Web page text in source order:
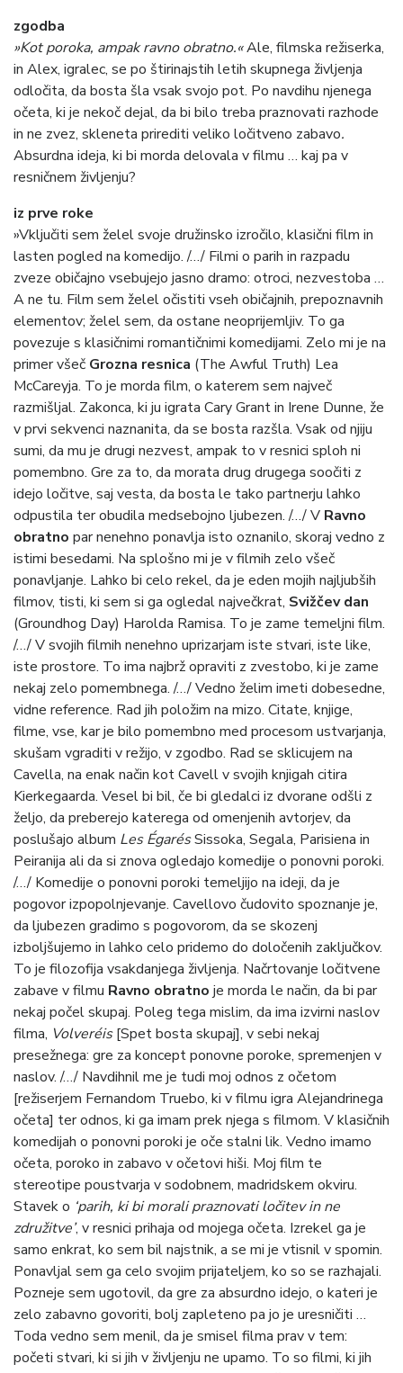
zgodba
»Kot poroka, ampak ravno obratno.«Ale, filmska režiserka,
in Alex, igralec, se po štirinajstih letih skupnega življenja
odločita, da bosta šla vsak svojo pot. Po navdihu njenega
očeta, ki je nekoč dejal, da bi bilo treba praznovati razhode
in ne zvez, skleneta prirediti veliko ločitveno zabavo.
Absurdna ideja, ki bi morda delovala v filmu … kaj pa v
resničnem življenju?
iz prve roke
»Vključiti sem želel svoje družinsko izročilo, klasični film in
lasten pogled na komedijo. /…/ Filmi o parih in razpadu
zveze običajno vsebujejo jasno dramo: otroci, nezvestoba …
A ne tu. Film sem želel očistiti vseh običajnih, prepoznavnih
elementov; želel sem, da ostane neoprijemljiv. To ga
povezuje s klasičnimi romantičnimi komedijami. Zelo mi je na
primer všeč Grozna resnica (The Awful Truth) Lea
McCareyja. To je morda film, o katerem sem največ
razmišljal. Zakonca, ki ju igrata Cary Grant in Irene Dunne, že
v prvi sekvenci naznanita, da se bosta razšla. Vsak od njiju
sumi, da mu je drugi nezvest, ampak to v resnici sploh ni
pomembno. Gre za to, da morata drug drugega soočiti z
idejo ločitve, saj vesta, da bosta le tako partnerju lahko
odpustila ter obudila medsebojno ljubezen. /…/ V Ravno
obratno par nenehno ponavlja isto oznanilo, skoraj vedno z
istimi besedami. Na splošno mi je v filmih zelo všeč
ponavljanje. Lahko bi celo rekel, da je eden mojih najljubših
filmov, tisti, ki sem si ga ogledal največkrat, Svižčev dan
(Groundhog Day) Harolda Ramisa. To je zame temeljni film.
/…/ V svojih filmih nenehno uprizarjam iste stvari, iste like,
iste prostore. To ima najbrž opraviti z zvestobo, ki je zame
nekaj zelo pomembnega. /…/ Vedno želim imeti dobesedne,
vidne reference. Rad jih položim na mizo. Citate, knjige,
filme, vse, kar je bilo pomembno med procesom ustvarjanja,
skušam vgraditi v režijo, v zgodbo. Rad se sklicujem na
Cavella, na enak način kot Cavell v svojih knjigah citira
Kierkegaarda. Vesel bi bil, če bi gledalci iz dvorane odšli z
željo, da preberejo katerega od omenjenih avtorjev, da
poslušajo album Les ÉgarésSissoka, Segala, Parisiena in
Peiranija ali da si znova ogledajo komedije o ponovni poroki.
/…/ Komedije o ponovni poroki temeljijo na ideji, da je
pogovor izpopolnjevanje. Cavellovo čudovito spoznanje je,
da ljubezen gradimo s pogovorom, da se skozenj
izboljšujemo in lahko celo pridemo do določenih zaključkov.
To je filozofija vsakdanjega življenja. Načrtovanje ločitvene
zabave v filmu Ravno obratno je morda le način, da bi par
nekaj počel skupaj. Poleg tega mislim, da ima izvirni naslov
filma, Volveréis[Spet bosta skupaj], v sebi nekaj
presežnega: gre za koncept ponovne poroke, spremenjen v
naslov. /…/ Navdihnil me je tudi moj odnos z očetom
[režiserjem Fernandom Truebo, ki v filmu igra Alejandrinega
očeta] ter odnos, ki ga imam prek njega s filmom. V klasičnih
komedijah o ponovni poroki je oče stalni lik. Vedno imamo
očeta, poroko in zabavo v očetovi hiši. Moj film te
stereotipe poustvarja v sodobnem, madridskem okviru.
Stavek o ‘parih, ki bi morali praznovati ločitev in ne
združitve’, v resnici prihaja od mojega očeta. Izrekel ga je
samo enkrat, ko sem bil najstnik, a se mi je vtisnil v spomin.
Ponavljal sem ga celo svojim prijateljem, ko so se razhajali.
Pozneje sem ugotovil, da gre za absurdno idejo, o kateri je
zelo zabavno govoriti, bolj zapleteno pa jo je uresničiti …
Toda vedno sem menil, da je smisel filma prav v tem:
početi stvari, ki si jih v življenju ne upamo. To so filmi, ki jih